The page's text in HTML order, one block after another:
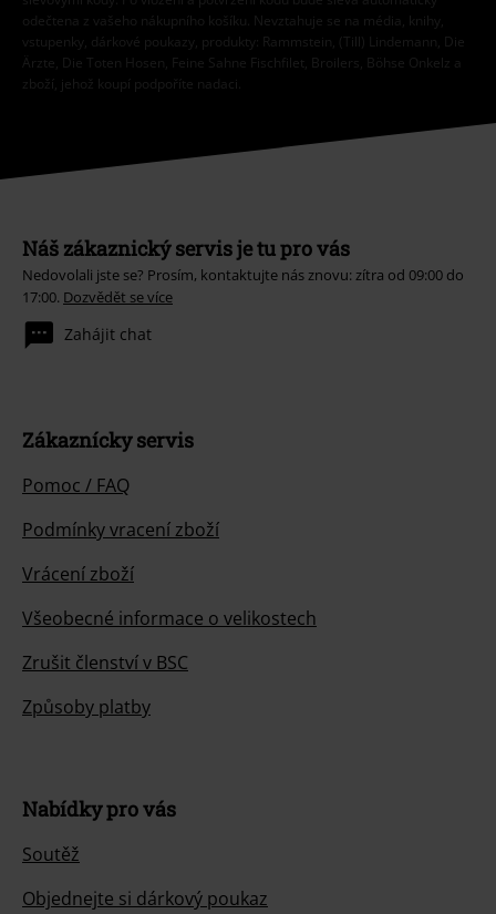
odečtena z vašeho nákupního košíku. Nevztahuje se na média, knihy,
vstupenky, dárkové poukazy, produkty: Rammstein, (Till) Lindemann, Die
Ärzte, Die Toten Hosen, Feine Sahne Fischfilet, Broilers, Böhse Onkelz a
zboží, jehož koupí podpoříte nadaci.
Náš zákaznický servis je tu pro vás
Nedovolali jste se? Prosím, kontaktujte nás znovu: zítra od 09:00 do
17:00. Dozvědět se více
Zahájit chat
Zákaznícky servis
Pomoc / FAQ
Podmínky vracení zboží
Vrácení zboží
Všeobecné informace o velikostech
Zrušit členství v BSC
Způsoby platby
Nabídky pro vás
Soutěž
Objednejte si dárkový poukaz